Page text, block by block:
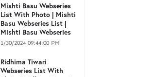
Mishti Basu Webseries
List With Photo | Mishti
Basu Webseries List |
Mishti Basu Webseries
1/30/2024 09:44:00 PM
Ridhima Tiwari
Webseries List With